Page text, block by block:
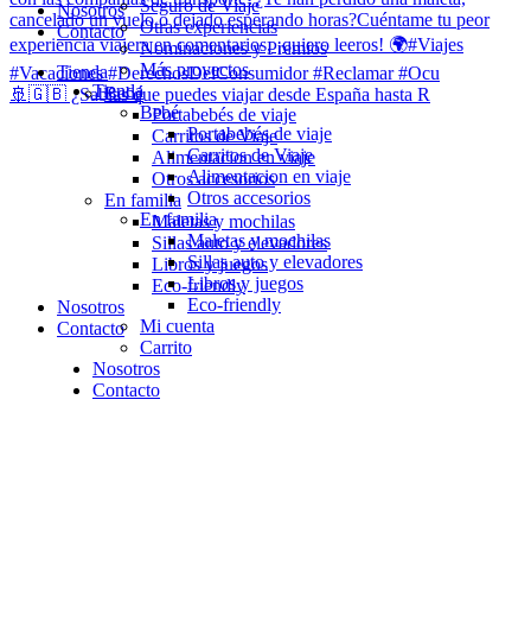
Nosotros
Contacto
Tienda
Bebé
Portabebés de viaje
Carritos de Viaje
Alimentacion en viaje
Otros accesorios
En familia
Maletas y mochilas
Sillas auto y elevadores
Libros y juegos
Eco-friendly
Nosotros
Contacto
Seguro de Viaje
Otras experiencias
Nominaciones y Premios
Más proyectos
Tienda
Bebé
Portabebés de viaje
Carritos de Viaje
Alimentacion en viaje
Otros accesorios
En familia
Maletas y mochilas
Sillas auto y elevadores
Libros y juegos
Eco-friendly
Mi cuenta
Carrito
Nosotros
Contacto
🚢🇬🇧 ¿Sabías que puedes viajar desde España hasta R